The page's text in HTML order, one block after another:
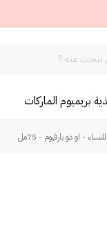
بريميوم الماركات
- او دو بارفيوم - 75مل